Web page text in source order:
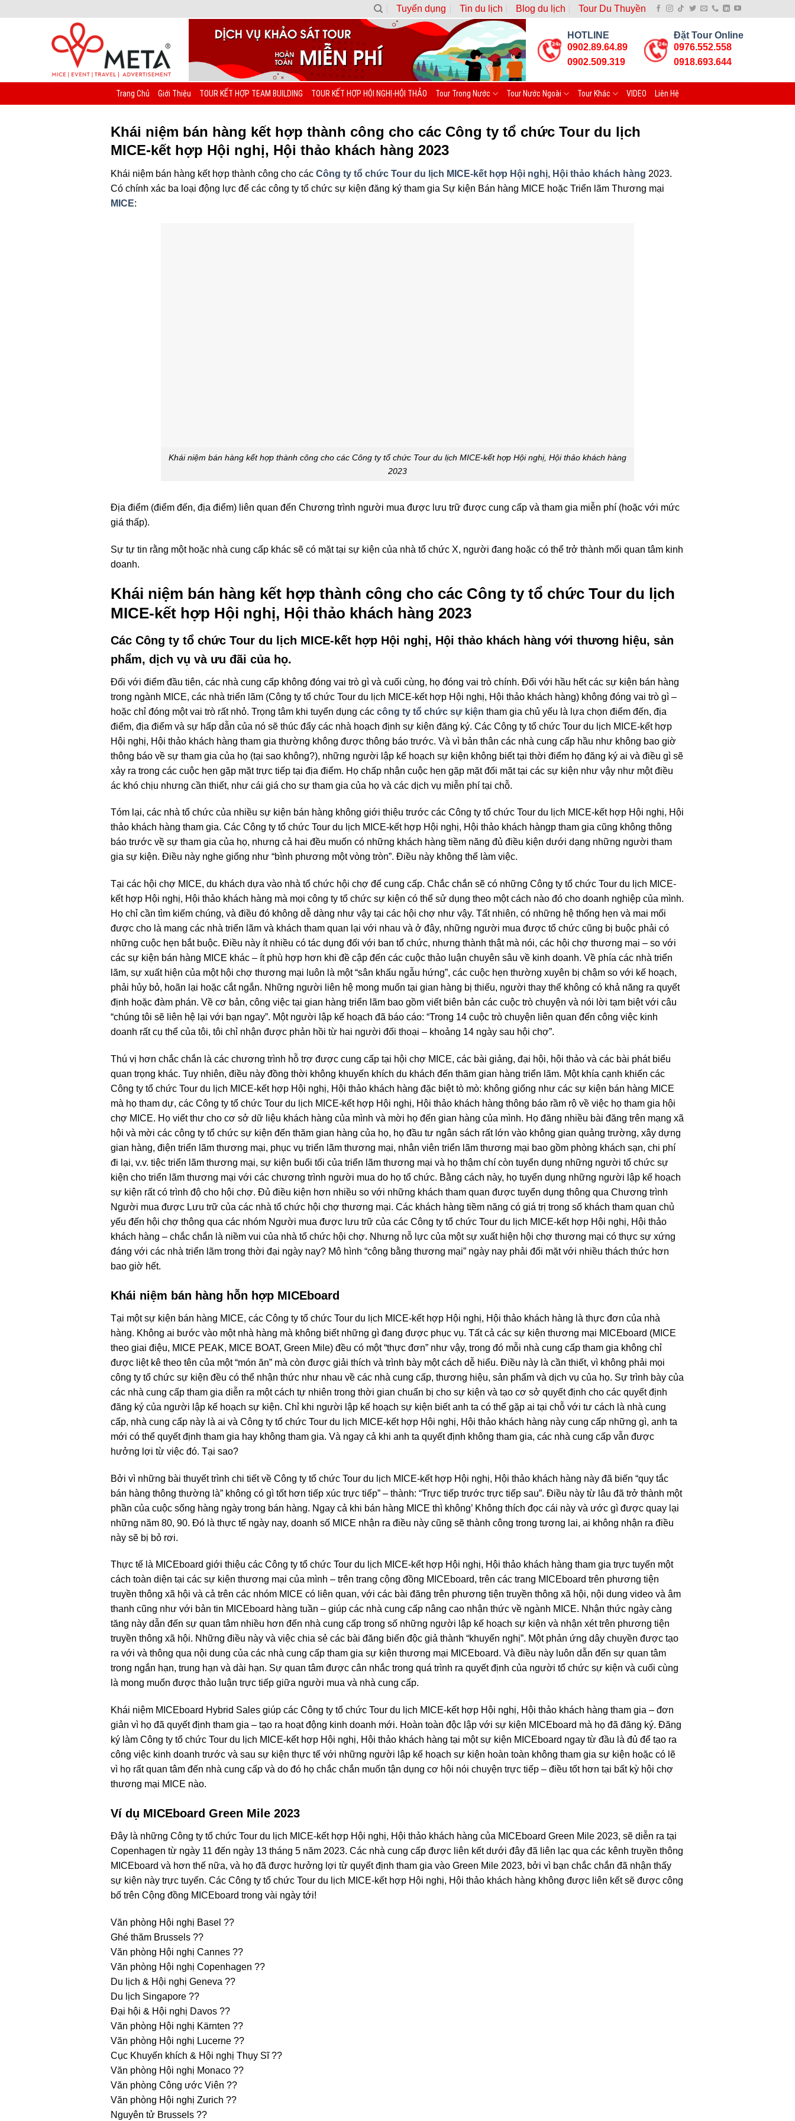
Tuyển dụng Tin du lịch Blog du lịch Tour Du Thuyền
HOTLINE
0902.89.64.89
0902.509.319
Đặt Tour Online
0976.552.558
0918.693.644
Trang Chủ Giới Thiệu TOUR KẾT HỢP TEAM BUILDING TOUR KẾT HỢP HỘI NGHỊ-HỘI THẢO Tour Trong Nước Tour Nước Ngoài Tour Khác VIDEO Liên Hệ
Khái niệm bán hàng kết hợp thành công cho các Công ty tổ chức Tour du lịch
MICE-kết hợp Hội nghị, Hội thảo khách hàng 2023
Khái niệm bán hàng kết hợp thành công cho các Công ty tổ chức Tour du lịch MICE-kết hợp Hội nghị, Hội thảo khách hàng 2023.
Có chính xác ba loại động lực để các công ty tổ chức sự kiện đăng ký tham gia Sự kiện Bán hàng MICE hoặc Triển lãm Thương mại
MICE:
Khái niệm bán hàng kết hợp thành công cho các Công ty tổ chức Tour du lịch MICE-kết hợp Hội nghị, Hội thảo khách hàng
2023
Địa điểm (điểm đến, địa điểm) liên quan đến Chương trình người mua được lưu trữ được cung cấp và tham gia miễn phí (hoặc với mức
giá thấp).
Sự tự tin rằng một hoặc nhà cung cấp khác sẽ có mặt tại sự kiện của nhà tổ chức X, người đang hoặc có thể trở thành mối quan tâm kinh
doanh.
Khái niệm bán hàng kết hợp thành công cho các Công ty tổ chức Tour du lịch
MICE-kết hợp Hội nghị, Hội thảo khách hàng 2023
Các Công ty tổ chức Tour du lịch MICE-kết hợp Hội nghị, Hội thảo khách hàng với thương hiệu, sản
phẩm, dịch vụ và ưu đãi của họ.
Đối với điểm đầu tiên, các nhà cung cấp không đóng vai trò gì và cuối cùng, họ đóng vai trò chính. Đối với hầu hết các sự kiện bán hàng
trong ngành MICE, các nhà triển lãm (Công ty tổ chức Tour du lịch MICE-kết hợp Hội nghị, Hội thảo khách hàng) không đóng vai trò gì –
hoặc chỉ đóng một vai trò rất nhỏ. Trọng tâm khi tuyển dụng các công ty tổ chức sự kiện tham gia chủ yếu là lựa chọn điểm đến, địa
điểm, địa điểm và sự hấp dẫn của nó sẽ thúc đẩy các nhà hoạch định sự kiện đăng ký. Các Công ty tổ chức Tour du lịch MICE-kết hợp
Hội nghị, Hội thảo khách hàng tham gia thường không được thông báo trước. Và vì bản thân các nhà cung cấp hầu như không bao giờ
thông báo về sự tham gia của họ (tại sao không?), những người lập kế hoạch sự kiện không biết tại thời điểm họ đăng ký ai và điều gì sẽ
xảy ra trong các cuộc hẹn gặp mặt trực tiếp tại địa điểm. Họ chấp nhận cuộc hẹn gặp mặt đối mặt tại các sự kiện như vậy như một điều
ác khó chịu nhưng cần thiết, như cái giá cho sự tham gia của họ và các dịch vụ miễn phí tại chỗ.
Tóm lại, các nhà tổ chức của nhiều sự kiện bán hàng không giới thiệu trước các Công ty tổ chức Tour du lịch MICE-kết hợp Hội nghị, Hội
thảo khách hàng tham gia. Các Công ty tổ chức Tour du lịch MICE-kết hợp Hội nghị, Hội thảo khách hàngp tham gia cũng không thông
báo trước về sự tham gia của họ, nhưng cả hai đều muốn có những khách hàng tiềm năng đủ điều kiện dưới dạng những người tham
gia sự kiện. Điều này nghe giống như “bình phương một vòng tròn”. Điều này không thể làm việc.
Tại các hội chợ MICE, du khách dựa vào nhà tổ chức hội chợ để cung cấp. Chắc chắn sẽ có những Công ty tổ chức Tour du lịch MICE-
kết hợp Hội nghị, Hội thảo khách hàng mà mọi công ty tổ chức sự kiện có thể sử dụng theo một cách nào đó cho doanh nghiệp của mình.
Họ chỉ cần tìm kiếm chúng, và điều đó không dễ dàng như vậy tại các hội chợ như vậy. Tất nhiên, có những hệ thống hẹn và mai mối
được cho là mang các nhà triển lãm và khách tham quan lại với nhau và ở đây, những người mua được tổ chức cũng bị buộc phải có
những cuộc hẹn bắt buộc. Điều này ít nhiều có tác dụng đối với ban tổ chức, nhưng thành thật mà nói, các hội chợ thương mại – so với
các sự kiện bán hàng MICE khác – ít phù hợp hơn khi đề cập đến các cuộc thảo luận chuyên sâu về kinh doanh. Về phía các nhà triển
lãm, sự xuất hiện của một hội chợ thương mại luôn là một “sân khấu ngẫu hứng”, các cuộc hẹn thường xuyên bị chậm so với kế hoạch,
phải hủy bỏ, hoãn lại hoặc cắt ngắn. Những người liên hệ mong muốn tại gian hàng bị thiếu, người thay thế không có khả năng ra quyết
định hoặc đàm phán. Về cơ bản, công việc tại gian hàng triển lãm bao gồm viết biên bản các cuộc trò chuyện và nói lời tạm biệt với câu
“chúng tôi sẽ liên hệ lại với bạn ngay”. Một người lập kế hoạch đã báo cáo: “Trong 14 cuộc trò chuyện liên quan đến công việc kinh
doanh rất cụ thể của tôi, tôi chỉ nhận được phản hồi từ hai người đối thoại – khoảng 14 ngày sau hội chợ”.
Thú vị hơn chắc chắn là các chương trình hỗ trợ được cung cấp tại hội chợ MICE, các bài giảng, đại hội, hội thảo và các bài phát biểu
quan trọng khác. Tuy nhiên, điều này đồng thời không khuyến khích du khách đến thăm gian hàng triển lãm. Một khía cạnh khiến các
Công ty tổ chức Tour du lịch MICE-kết hợp Hội nghị, Hội thảo khách hàng đặc biệt tò mò: không giống như các sự kiện bán hàng MICE
mà họ tham dự, các Công ty tổ chức Tour du lịch MICE-kết hợp Hội nghị, Hội thảo khách hàng thông báo rầm rộ về việc họ tham gia hội
chợ MICE. Họ viết thư cho cơ sở dữ liệu khách hàng của mình và mời họ đến gian hàng của mình. Họ đăng nhiều bài đăng trên mạng xã
hội và mời các công ty tổ chức sự kiện đến thăm gian hàng của họ, họ đầu tư ngân sách rất lớn vào không gian quảng trường, xây dựng
gian hàng, điện triển lãm thương mại, phục vụ triển lãm thương mại, nhân viên triển lãm thương mại bao gồm phòng khách sạn, chi phí
đi lại, v.v. tiệc triển lãm thương mại, sự kiện buổi tối của triển lãm thương mại và họ thậm chí còn tuyển dụng những người tổ chức sự
kiện cho triển lãm thương mại với các chương trình người mua do họ tổ chức. Bằng cách này, họ tuyển dụng những người lập kế hoạch
sự kiện rất có trình độ cho hội chợ. Đủ điều kiện hơn nhiều so với những khách tham quan được tuyển dụng thông qua Chương trình
Người mua được Lưu trữ của các nhà tổ chức hội chợ thương mại. Các khách hàng tiềm năng có giá trị trong số khách tham quan chủ
yếu đến hội chợ thông qua các nhóm Người mua được lưu trữ của các Công ty tổ chức Tour du lịch MICE-kết hợp Hội nghị, Hội thảo
khách hàng – chắc chắn là niềm vui của nhà tổ chức hội chợ. Nhưng nỗ lực của một sự xuất hiện hội chợ thương mại có thực sự xứng
đáng với các nhà triển lãm trong thời đại ngày nay? Mô hình “công bằng thương mại” ngày nay phải đối mặt với nhiều thách thức hơn
bao giờ hết.
Khái niệm bán hàng hỗn hợp MICEboard
Tại một sự kiện bán hàng MICE, các Công ty tổ chức Tour du lịch MICE-kết hợp Hội nghị, Hội thảo khách hàng là thực đơn của nhà
hàng. Không ai bước vào một nhà hàng mà không biết những gì đang được phục vụ. Tất cả các sự kiện thương mại MICEboard (MICE
theo giai điệu, MICE PEAK, MICE BOAT, Green Mile) đều có một “thực đơn” như vậy, trong đó mỗi nhà cung cấp tham gia không chỉ
được liệt kê theo tên của một “món ăn” mà còn được giải thích và trình bày một cách dễ hiểu. Điều này là cần thiết, vì không phải mọi
công ty tổ chức sự kiện đều có thể nhận thức như nhau về các nhà cung cấp, thương hiệu, sản phẩm và dịch vụ của họ. Sự trình bày của
các nhà cung cấp tham gia diễn ra một cách tự nhiên trong thời gian chuẩn bị cho sự kiện và tạo cơ sở quyết định cho các quyết định
đăng ký của người lập kế hoạch sự kiện. Chỉ khi người lập kế hoạch sự kiện biết anh ta có thể gặp ai tại chỗ với tư cách là nhà cung
cấp, nhà cung cấp này là ai và Công ty tổ chức Tour du lịch MICE-kết hợp Hội nghị, Hội thảo khách hàng này cung cấp những gì, anh ta
mới có thể quyết định tham gia hay không tham gia. Và ngay cả khi anh ta quyết định không tham gia, các nhà cung cấp vẫn được
hưởng lợi từ việc đó. Tại sao?
Bởi vì những bài thuyết trình chi tiết về Công ty tổ chức Tour du lịch MICE-kết hợp Hội nghị, Hội thảo khách hàng này đã biến “quy tắc
bán hàng thông thường là” không có gì tốt hơn tiếp xúc trực tiếp” – thành: “Trực tiếp trước trực tiếp sau”. Điều này từ lâu đã trở thành một
phần của cuộc sống hàng ngày trong bán hàng. Ngay cả khi bán hàng MICE thì không’ Không thích đọc cái này và ước gì được quay lại
những năm 80, 90. Đó là thực tế ngày nay, doanh số MICE nhận ra điều này cũng sẽ thành công trong tương lai, ai không nhận ra điều
này sẽ bị bỏ rơi.
Thực tế là MICEboard giới thiệu các Công ty tổ chức Tour du lịch MICE-kết hợp Hội nghị, Hội thảo khách hàng tham gia trực tuyến một
cách toàn diện tại các sự kiện thương mại của mình – trên trang cộng đồng MICEboard, trên các trang MICEboard trên phương tiện
truyền thông xã hội và cả trên các nhóm MICE có liên quan, với các bài đăng trên phương tiện truyền thông xã hội, nội dung video và âm
thanh cũng như với bản tin MICEboard hàng tuần – giúp các nhà cung cấp nâng cao nhận thức về ngành MICE. Nhận thức ngày càng
tăng này dẫn đến sự quan tâm nhiều hơn đến nhà cung cấp trong số những người lập kế hoạch sự kiện và nhận xét trên phương tiện
truyền thông xã hội. Những điều này và việc chia sẻ các bài đăng biến độc giả thành “khuyến nghị”. Một phản ứng dây chuyền được tạo
ra với và thông qua nội dung của các nhà cung cấp tham gia sự kiện thương mại MICEboard. Và điều này luôn dẫn đến sự quan tâm
trong ngắn hạn, trung hạn và dài hạn. Sự quan tâm được cân nhắc trong quá trình ra quyết định của người tổ chức sự kiện và cuối cùng
là mong muốn được thảo luận trực tiếp giữa người mua và nhà cung cấp.
Khái niệm MICEboard Hybrid Sales giúp các Công ty tổ chức Tour du lịch MICE-kết hợp Hội nghị, Hội thảo khách hàng tham gia – đơn
giản vì họ đã quyết định tham gia – tạo ra hoạt động kinh doanh mới. Hoàn toàn độc lập với sự kiện MICEboard mà họ đã đăng ký. Đăng
ký làm Công ty tổ chức Tour du lịch MICE-kết hợp Hội nghị, Hội thảo khách hàng tại một sự kiện MICEboard ngay từ đầu là đủ để tạo ra
công việc kinh doanh trước và sau sự kiện thực tế với những người lập kế hoạch sự kiện hoàn toàn không tham gia sự kiện hoặc có lẽ
vì họ rất quan tâm đến nhà cung cấp và do đó họ chắc chắn muốn tận dụng cơ hội nói chuyện trực tiếp – điều tốt hơn tại bất kỳ hội chợ
thương mại MICE nào.
Ví dụ MICEboard Green Mile 2023
Đây là những Công ty tổ chức Tour du lịch MICE-kết hợp Hội nghị, Hội thảo khách hàng của MICEboard Green Mile 2023, sẽ diễn ra tại
Copenhagen từ ngày 11 đến ngày 13 tháng 5 năm 2023. Các nhà cung cấp được liên kết dưới đây đã liên lạc qua các kênh truyền thông
MICEboard và hơn thế nữa, và họ đã được hưởng lợi từ quyết định tham gia vào Green Mile 2023, bởi vì bạn chắc chắn đã nhận thấy
sự kiện này trực tuyến. Các Công ty tổ chức Tour du lịch MICE-kết hợp Hội nghị, Hội thảo khách hàng không được liên kết sẽ được công
bố trên Cộng đồng MICEboard trong vài ngày tới!
Văn phòng Hội nghị Basel ??
Ghé thăm Brussels ??
Văn phòng Hội nghị Cannes ??
Văn phòng Hội nghị Copenhagen ??
Du lịch & Hội nghị Geneva ??
Du lịch Singapore ??
Đại hội & Hội nghị Davos ??
Văn phòng Hội nghị Kärnten ??
Văn phòng Hội nghị Lucerne ??
Cục Khuyến khích & Hội nghị Thụy Sĩ ??
Văn phòng Hội nghị Monaco ??
Văn phòng Công ước Viên ??
Văn phòng Hội nghị Zurich ??
Nguyên tử Brussels ??